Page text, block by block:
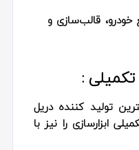
خودرو، قالب‌سازی و
:
تولید کننده دریل
ابزارسازی را نیز با